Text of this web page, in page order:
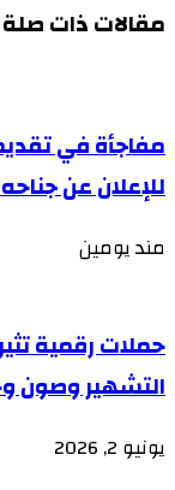
مقالات ذات صلة
مفاجأة في
للإعلان عن
مند يومين
حملات رقمية
التشهير وصون
يونيو 2, 2026